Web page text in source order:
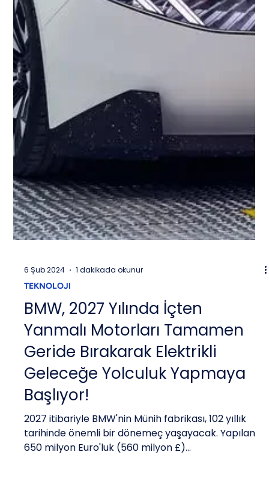
6 Şub 2024
1 dakikada okunur
TEKNOLOJI
BMW, 2027 Yılında İçten
Yanmalı Motorları Tamamen
Geride Bırakarak Elektrikli
Geleceğe Yolculuk Yapmaya
Başlıyor!